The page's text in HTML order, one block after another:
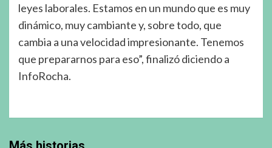
leyes laborales. Estamos en un mundo que es muy
dinámico, muy cambiante y, sobre todo, que
cambia a una velocidad impresionante. Tenemos
que prepararnos para eso”, finalizó diciendo a
InfoRocha.